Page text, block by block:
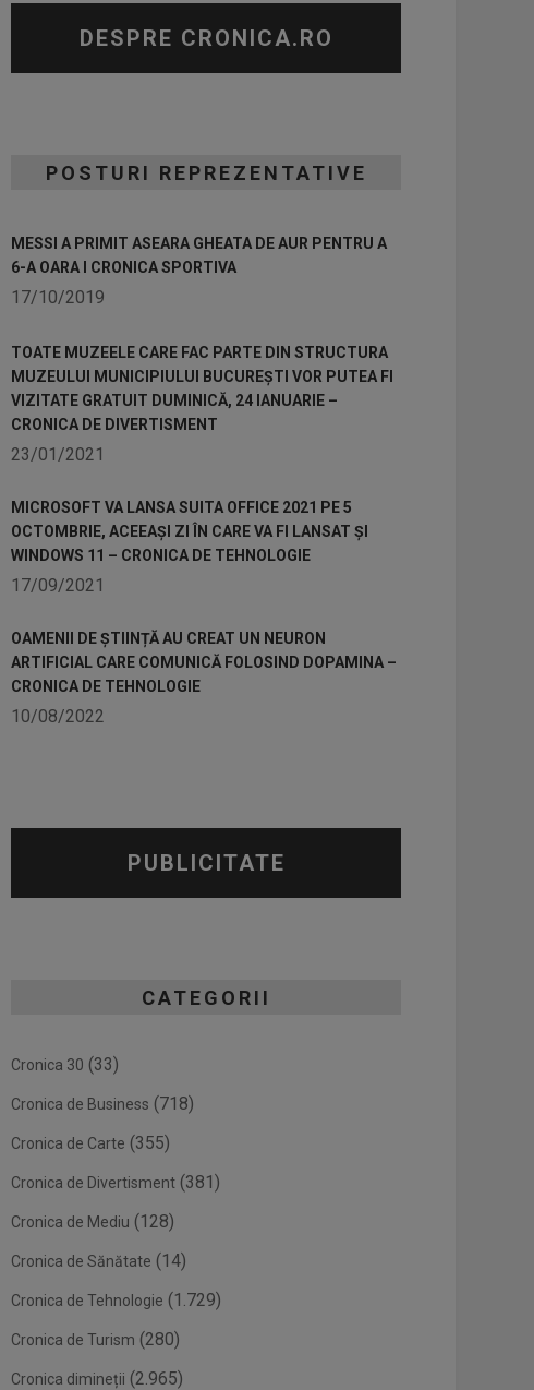
DESPRE CRONICA.RO
POSTURI REPREZENTATIVE
MESSI A PRIMIT ASEARA GHEATA DE AUR PENTRU A
6-A OARA I CRONICA SPORTIVA
17/10/2019
TOATE MUZEELE CARE FAC PARTE DIN STRUCTURA
MUZEULUI MUNICIPIULUI BUCUREȘTI VOR PUTEA FI
VIZITATE GRATUIT DUMINICĂ, 24 IANUARIE –
CRONICA DE DIVERTISMENT
23/01/2021
MICROSOFT VA LANSA SUITA OFFICE 2021 PE 5
OCTOMBRIE, ACEEAȘI ZI ÎN CARE VA FI LANSAT ȘI
WINDOWS 11 – CRONICA DE TEHNOLOGIE
17/09/2021
OAMENII DE ȘTIINȚĂ AU CREAT UN NEURON
ARTIFICIAL CARE COMUNICĂ FOLOSIND DOPAMINA –
CRONICA DE TEHNOLOGIE
10/08/2022
PUBLICITATE
CATEGORII
Cronica 30 (33)
Cronica de Business (718)
Cronica de Carte (355)
Cronica de Divertisment (381)
Cronica de Mediu (128)
Cronica de Sănătate (14)
Cronica de Tehnologie (1.729)
Cronica de Turism (280)
Cronica dimineții (2.965)